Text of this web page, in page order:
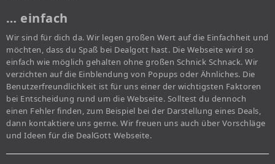
… einfach
Wir sind für dich da. Wir legen großen Wert auf die Einfachheit und
möchten, dass du Spaß bei Dealgott hast. Die Webseite wird so
einfach wie möglich gehalten ohne großen Schnick Schnack. Wir
verzichten auf die Einblendung von Popups oder Ähnliches. Die
Benutzerfreundlichkeit ist für uns einer der wichtigsten Faktoren
bei Entscheidung rund um die Webseite. Solltest du dennoch
einen Fehler finden, zum Beispiel bei der Darstellung eines Deals,
dann kontaktiere uns gerne. Wir freuen uns auch über Vorschläge
und Ideen für die DealGott Webseite.